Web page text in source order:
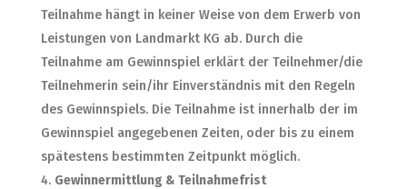
Teilnahme hängt in keiner Weise von dem Erwerb von
Leistungen von Landmarkt KG ab. Durch die
Teilnahme am Gewinnspiel erklärt der Teilnehmer/die
Teilnehmerin sein/ihr Einverständnis mit den Regeln
des Gewinnspiels. Die Teilnahme ist innerhalb der im
Gewinnspiel angegebenen Zeiten, oder bis zu einem
spätestens bestimmten Zeitpunkt möglich.
Gewinnermittlung & Teilnahmefrist